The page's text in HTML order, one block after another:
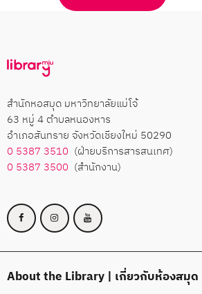
สำนักหอสมุด มหาวิทยาลัยแม่โจ้
63 หมู่ 4 ตำบลหนองหาร
อำเภอสันทราย จังหวัดเชียงใหม่ 50290
0 5387 3510 (ฝ่ายบริการสารสนเทศ)
0 5387 3500 (สำนักงาน)
About the Library | เกี่ยวกับห้องสมุด